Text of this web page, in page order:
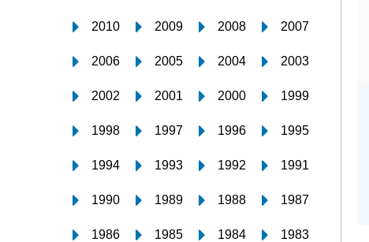
2010 2009 2008 2007
2006 2005 2004 2003
2002 2001 2000 1999
1998 1997 1996 1995
1994 1993 1992 1991
1990 1989 1988 1987
1986 1985 1984 1983